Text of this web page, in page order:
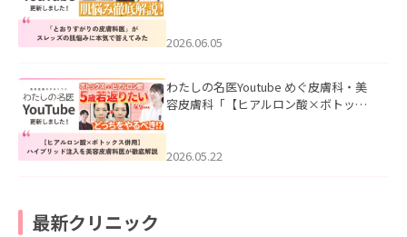
2026.06.05
わたしの名医Youtube めぐ皮膚科・美
容皮膚科「【ヒアルロン酸×ボトック
た。
2026.05.22
最新クリニック